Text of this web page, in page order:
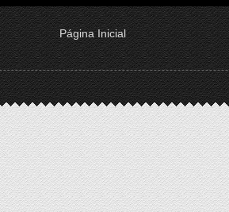
Página Inicial